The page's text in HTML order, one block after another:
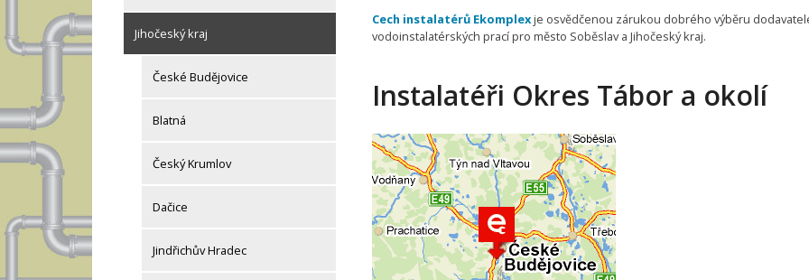
Jihočeský kraj
České Budějovice
Blatná
Český Krumlov
Dačice
Jindřichův Hradec
Cech instalatérů Ekomplexje osvědčenou zárukou dobrého výběru
vodoinstalatérských prací pro město Soběslav a Jihočeský kraj.
Instalatéři Okres Tábor a okolí